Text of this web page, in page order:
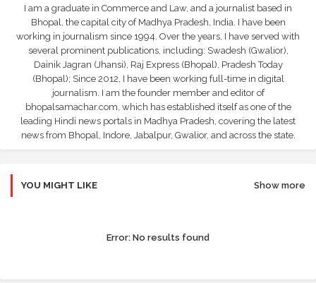
I am a graduate in Commerce and Law, and a journalist based in
Bhopal, the capital city of Madhya Pradesh, India. I have been
working in journalism since 1994. Over the years, I have served with
several prominent publications, including: Swadesh (Gwalior),
Dainik Jagran (Jhansi), Raj Express (Bhopal), Pradesh Today
(Bhopal); Since 2012, I have been working full-time in digital
journalism. I am the founder member and editor of
bhopalsamachar.com, which has established itself as one of the
leading Hindi news portals in Madhya Pradesh, covering the latest
news from Bhopal, Indore, Jabalpur, Gwalior, and across the state.
YOU MIGHT LIKE Show more
Error: No results found